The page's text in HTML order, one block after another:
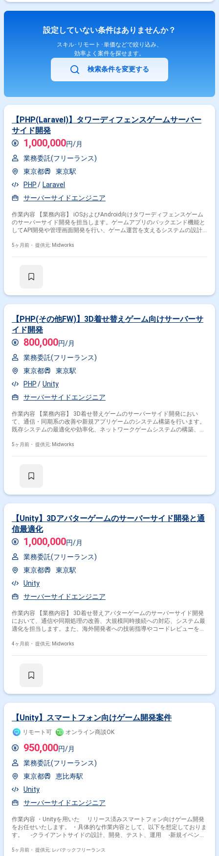
設定していない条件はありませんか？
スキル･リモート･単価などで絞り込み、
効率よく案件を探せます。
検索条件を変更する
【PHP(Laravel)】タワーディフェンスゲームサーバー
サイド開発
1,000,000円/月
業務委託(フリーランス)
東京都
東京駅
PHP
Laravel
サーバーサイドエンジニア
作業内容 【業務内容】 iOSおよびAndroid向けタワーディフェンスゲーム
のサーバーサイド開発を担当します。ゲームアプリのバックエンド機能と
してAPI開発や管理画面開発を行い、ゲーム運営を支えるシステムの設計
PHP）およびLaravelを使用し、ゲームアプリと連携するサーバーサイド機
ド開発 ・MySQLを用いたデータベース操作 ・サーバーサイド機能の動作
5ヶ月前・ 提供元: Midworks
【PHP(その他FW)】3D着せ替えゲーム向けサーバーサ
イド開発
800,000円/月
業務委託(フリーランス)
東京都
東京駅
PHP
Unity
サーバーサイドエンジニア
作業内容 【業務内容】 3D着せ替えゲームのサーバーサイド開発におい
て、通信・同期系の改善や新規アプリゲームのシステム構築を行います。
既存システムの最適化や効率化、ネットワークゲームシステムの構築、海
Unity(C#)を用いたiOS/Android向けアプリゲームのサーバーサイド開発 ・
5ヶ月前・ 提供元: Midworks
【Unity】3Dアバターゲームのサーバーサイド開発と通
信最適化
1,000,000円/月
業務委託(フリーランス)
東京都
東京駅
Unity
サーバーサイドエンジニア
作業内容 【業務内容】 3D着せ替えアバターゲームのサーバーサイド開発
において、通信や同期処理の改善、大規模同時接続への対応、システム最
適化を担当します。また、海外開発者への技術指導やコードレビューを通
用いたiOS/Android向けアプリゲームのサーバーサイド開発 ・同時接続型
開発者への技術指導、コードレビュー
4ヶ月前・ 提供元: Midworks
【Unity】スマートフォン向けゲーム開発案件
リモート可 オンライン商談OK
950,000円/月
業務委託(フリーランス)
東京都
恵比寿駅
Unity
サーバーサイドエンジニア
作業内容 ・Unityを用いた リリース済みスマートフォン向けゲーム開発
をお任せいたします。 ・具体的な作業内容として、以下を想定しておりま
す。 ‐クライアントサイドの設計、開発、テスト、運用 ‐新規イベント
プリケーションの最適化 ‐各種効率化のためのツール作成
5ヶ月前・ 提供元: レバテックフリーランス